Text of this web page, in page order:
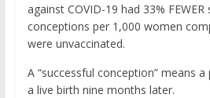
against COVID-19 had 33% FEWER
conceptions per 1,000 women
were unvaccinated.
A “successful conception” means
a live birth nine months later.